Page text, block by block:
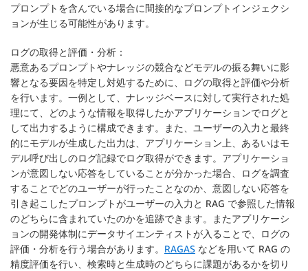
プロンプトを含んでいる場合に間接的なプロンプトインジェクシ
ョンが生じる可能性があります。
ログの取得と評価・分析：
悪意あるプロンプトやナレッジの競合などモデルの振る舞いに影
響となる要因を特定し対処するために、ログの取得と評価や分析
を行います。一例として、ナレッジベースに対して実行された処
理にて、どのような情報を取得したかアプリケーションでログと
して出力するように構成できます。また、ユーザーの入力と最終
的にモデルが生成した出力は、アプリケーション上、あるいはモ
デル呼び出しのログ記録でログ取得ができます。アプリケーショ
ンが意図しない応答をしていることが分かった場合、ログを調査
することでどのユーザーが行ったことなのか、意図しない応答を
引き起こしたプロンプトがユーザーの入力と RAG で参照した情報
のどちらに含まれていたのかを追跡できます。またアプリケーシ
ョンの開発体制にデータサイエンティストが入ることで、ログの
評価・分析を行う場合があります。 RAGAS などを用いて RAG の
精度評価を行い、検索時と生成時のどちらに課題があるかを切り